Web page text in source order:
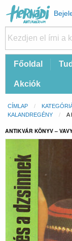
Felhasználói
fiók
menüje
FőFőoldal
Akciók
Morzsa
CÍMLAP
KALANDREGÉNY
A
ANTIKVÁR KÖNYV –